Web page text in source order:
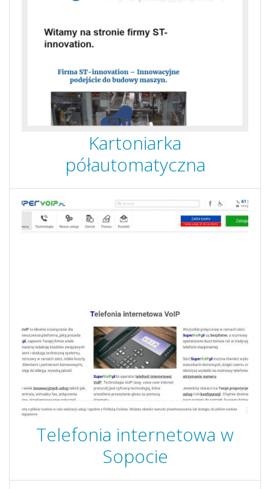
Kartoniarka
półautomatyczna
Telefonia internetowa w
Sopocie